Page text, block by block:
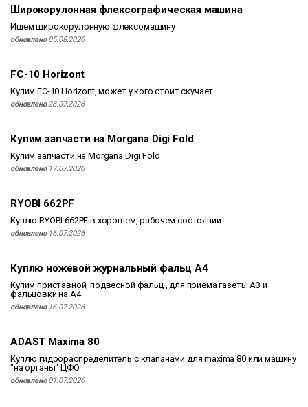
Широкорулонная флексографическая машина
Ищем широкорулонную флексомашину
обновлено05.08.2026
FC-10 Horizont
Купим FC-10 Horizont, может у кого стоит скучает....
обновлено28.07.2026
Купим запчасти на Morgana Digi Fold
Купим запчасти на Morgana Digi Fold
обновлено17.07.2026
RYOBI 662PF
Куплю RYOBI 662PF в хорошем, рабочем состоянии.
обновлено16.07.2026
Куплю ножевой журнальный фальц А4
Купим приставной, подвесной фальц , для приема газеты А3 и
фальцовки на А4
обновлено16.07.2026
ADAST Maxima 80
Куплю гидрораспределитель с клапанами для maxima 80 или машину
"на органы" ЦФО
обновлено01.07.2026